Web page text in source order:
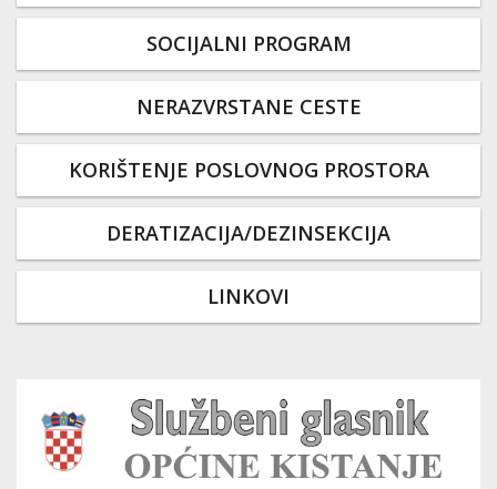
SOCIJALNI PROGRAM
NERAZVRSTANE CESTE
KORIŠTENJE POSLOVNOG PROSTORA
DERATIZACIJA/DEZINSEKCIJA
LINKOVI